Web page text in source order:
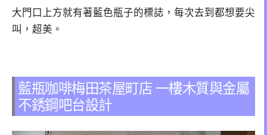
大門口上方就有著藍色瓶子的標誌，每次去到都想要尖
叫，超美。
藍瓶咖啡梅田茶屋町店 一樓木質與金屬
不銹鋼吧台設計